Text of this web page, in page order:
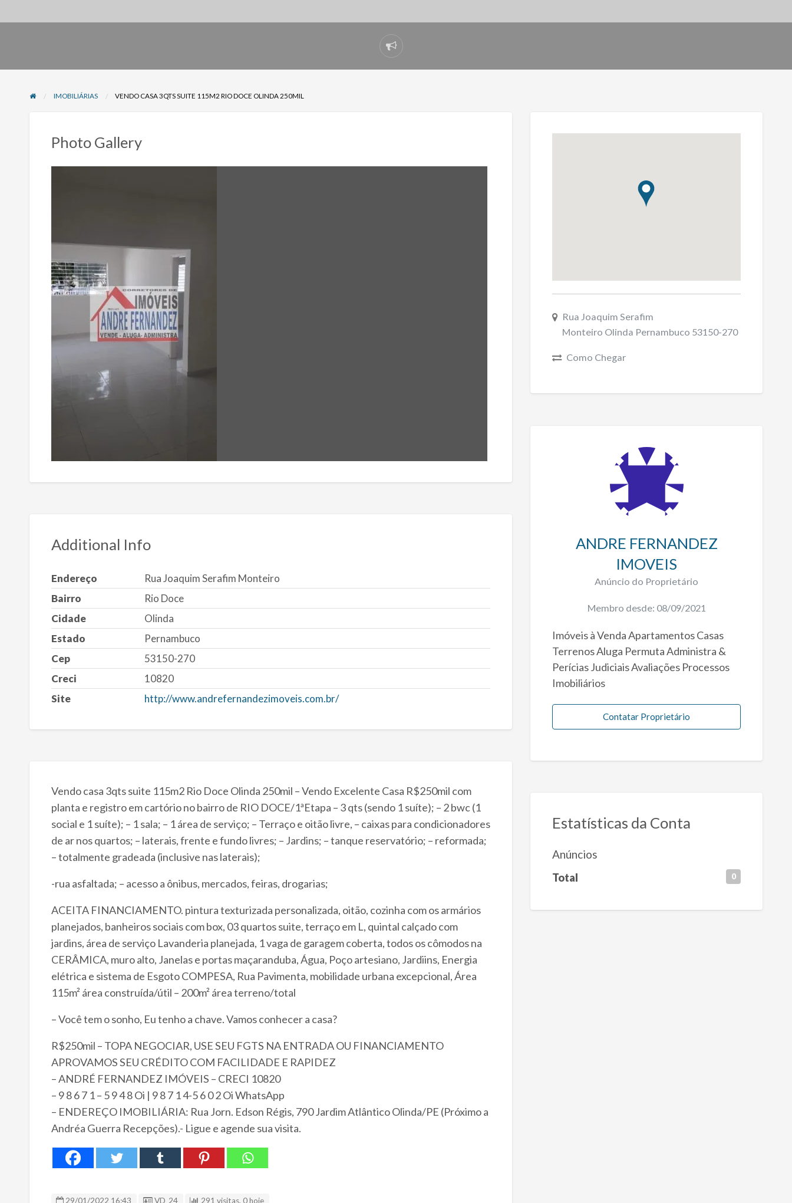
Denunciar
problema
IMOBILIÁRIAS VENDO CASA 3QTS SUITE 115M2 RIO DOCE OLINDA 250MIL
Photo Gallery
Additional Info
Endereço
Rua Joaquim Serafim Monteiro
Bairro
Rio Doce
Cidade
Olinda
Estado
Pernambuco
Cep
53150-270
Creci
10820
Site
http://www.andrefernandezimoveis.com.br/
Vendo casa 3qts suite 115m2 Rio Doce Olinda 250mil – Vendo Excelente Casa R$250mil com
planta e registro em cartório no bairro de RIO DOCE/1ªEtapa – 3 qts (sendo 1 suíte); – 2 bwc (1
social e 1 suíte); – 1 sala; – 1 área de serviço; – Terraço e oitão livre, – caixas para condicionadores
de ar nos quartos; – laterais, frente e fundo livres; – Jardins; – tanque reservatório; – reformada;
– totalmente gradeada (inclusive nas laterais);
-rua asfaltada; – acesso a ônibus, mercados, feiras, drogarias;
ACEITA FINANCIAMENTO. pintura texturizada personalizada, oitão, cozinha com os armários
planejados, banheiros sociais com box, 03 quartos suite, terraço em L, quintal calçado com
jardins, área de serviço Lavanderia planejada, 1 vaga de garagem coberta, todos os cômodos na
CERÂMICA, muro alto, Janelas e portas maçaranduba, Água, Poço artesiano, Jardiins, Energia
elétrica e sistema de Esgoto COMPESA, Rua Pavimenta, mobilidade urbana excepcional, Área
115m² área construída/útil – 200m² área terreno/total
– Você tem o sonho, Eu tenho a chave. Vamos conhecer a casa?
R$250mil – TOPA NEGOCIAR, USE SEU FGTS NA ENTRADA OU FINANCIAMENTO
APROVAMOS SEU CRÉDITO COM FACILIDADE E RAPIDEZ
– ANDRÉ FERNANDEZ IMÓVEIS – CRECI 10820
– 9 8 6 7 1 – 5 9 4 8 Oi | 9 8 7 1 4-5 6 0 2 Oi WhatsApp
– ENDEREÇO IMOBILIÁRIA: Rua Jorn. Edson Régis, 790 Jardim Atlântico Olinda/PE (Próximo a
Andréa Guerra Recepções).- Ligue e agende sua visita.
29/01/2022 16:43 ID Anúncio
VD_24 291 visitas, 0 hoje
Rua Joaquim Serafim
Monteiro Olinda Pernambuco 53150-270
Como Chegar
ANDRE FERNANDEZ
IMOVEIS
Anúncio do Proprietário
Membro desde: 08/09/2021
Imóveis à Venda Apartamentos Casas
Terrenos Aluga Permuta Administra &
Perícias Judiciais Avaliações Processos
Imobiliários
Contatar Proprietário
Estatísticas da Conta
Anúncios
Total 0